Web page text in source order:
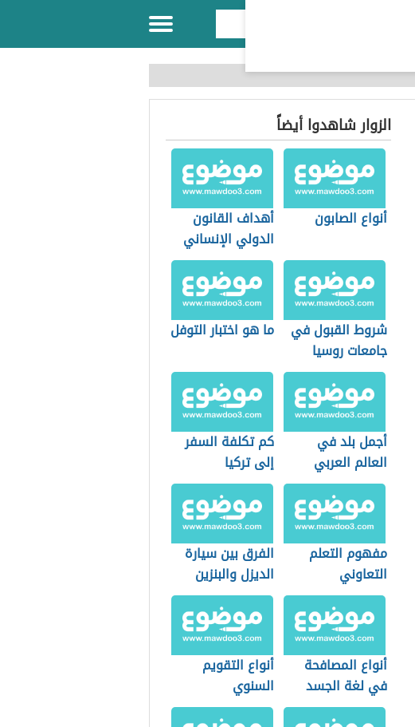
الزوار شاهدوا أيضاً
أنواع الصابون
أهداف القانون
الدولي الإنساني
شروط القبول في
جامعات روسيا
ما هو اختبار التوفل
أجمل بلد في
العالم العربي
كم تكلفة السفر
إلى تركيا
مفهوم التعلم
التعاوني
الفرق بين سيارة
الديزل والبنزين
أنواع المصافحة
في لغة الجسد
أنواع التقويم
السنوي